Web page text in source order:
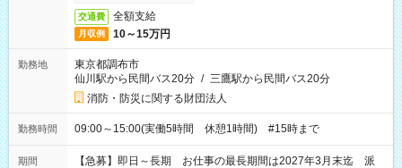
交通費 全額支給
月収例 10～15万円
勤務地
東京都調布市
仙川駅から民間バス20分 / 三鷹駅から民間バス20分
消防・防災に関する財団法人
勤務時間 09:00～15:00(実働5時間 休憩1時間) #15時まで
期間
【急募】即日～長期 お仕事の最長期間は2027年3月末迄 派